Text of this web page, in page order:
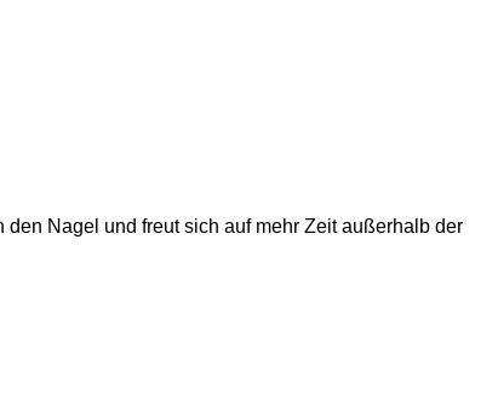
Nagel und freut sich auf mehr Zeit außerhalb der